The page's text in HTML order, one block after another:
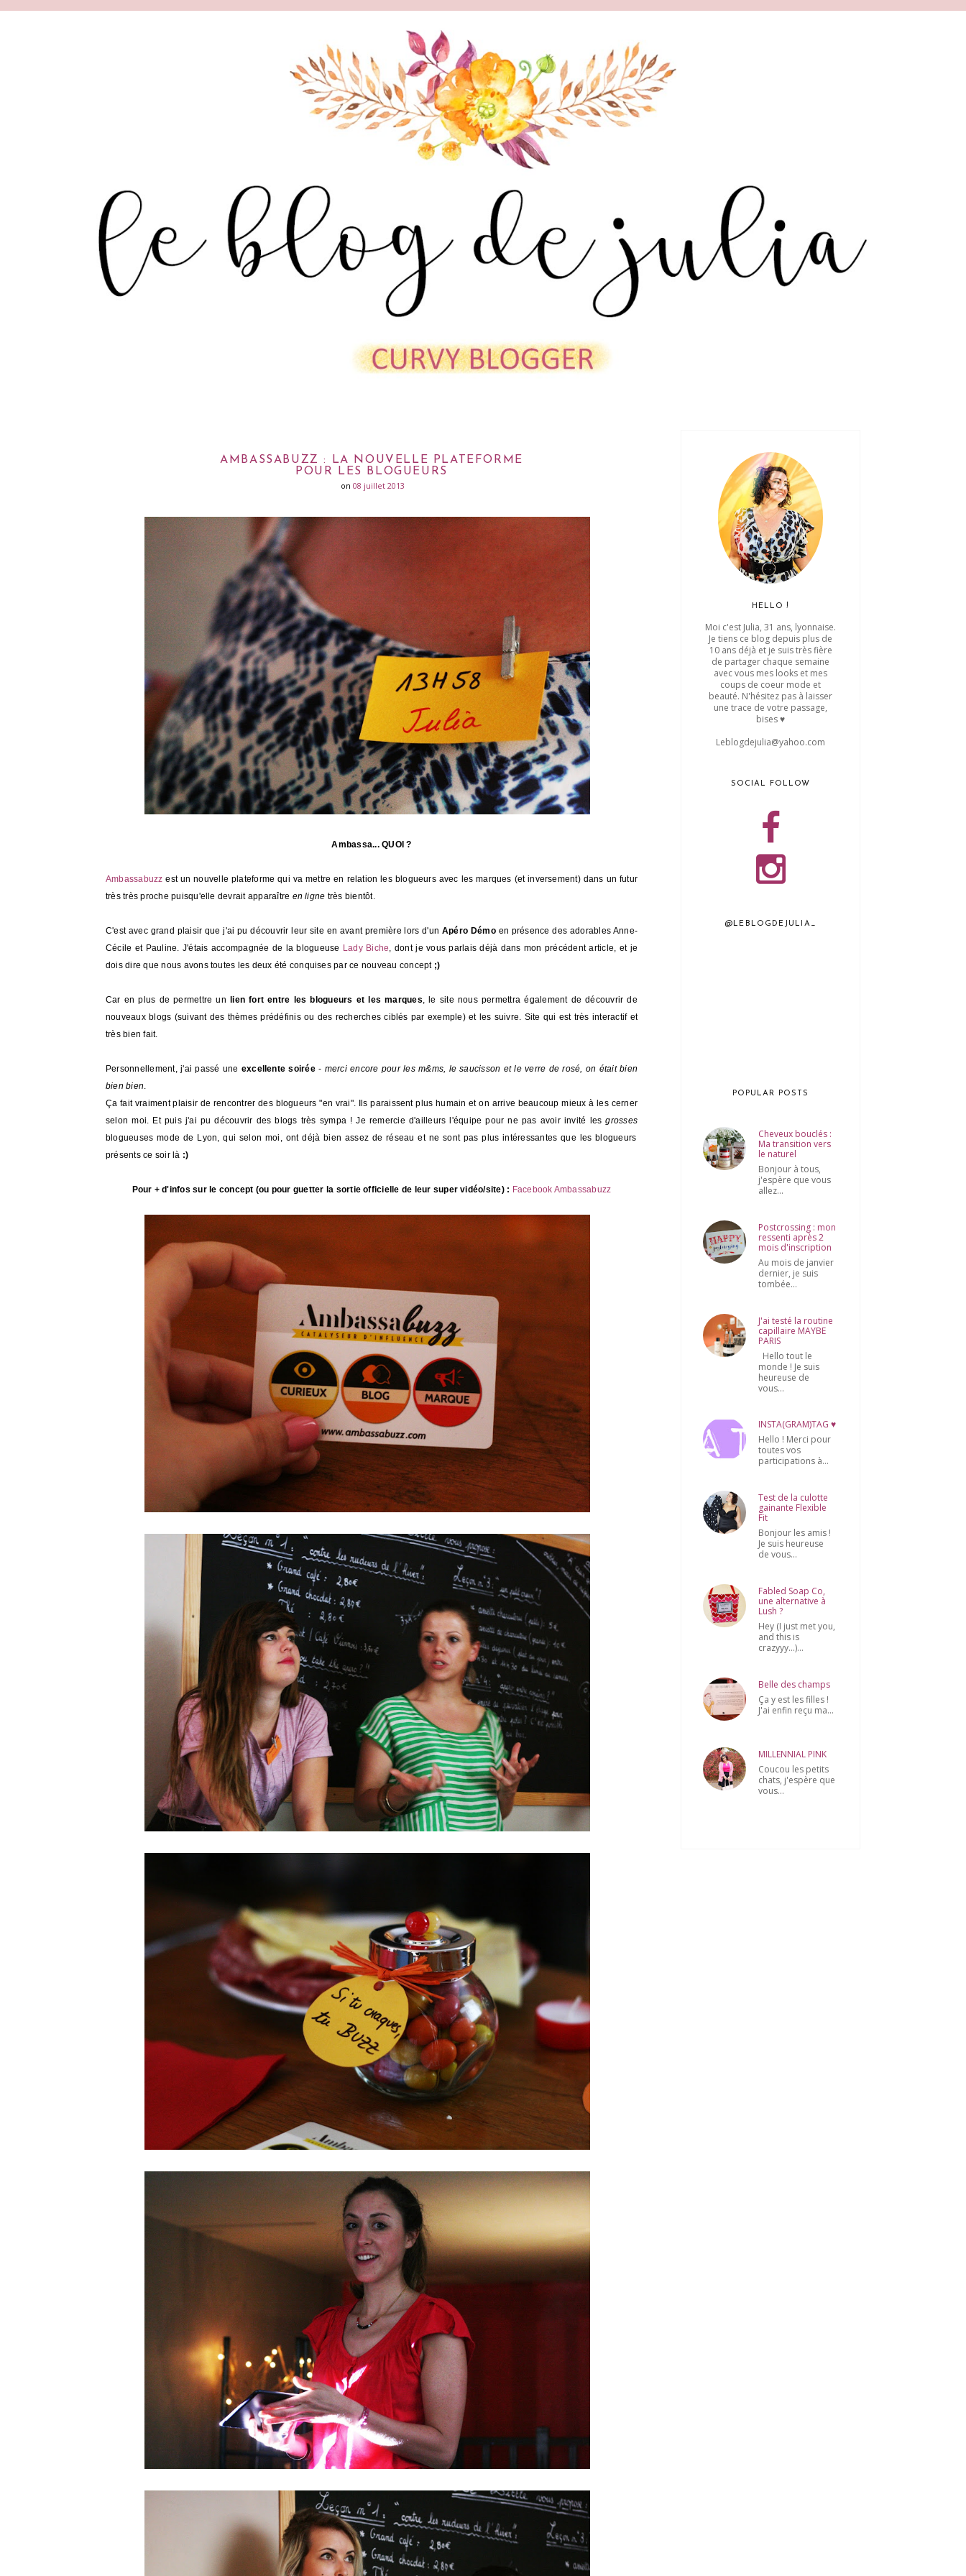
AMBASSABUZZ : LA NOUVELLE PLATEFORME
POUR LES BLOGUEURS
on 08 juillet 2013
Ambassa... QUOI ?
Ambassabuzz est un nouvelle plateforme qui va mettre en relation les blogueurs avec les marques (et inversement) dans un futur
très très proche puisqu'elle devrait apparaître en ligne très bientôt.
C'est avec grand plaisir que j'ai pu découvrir leur site en avant première lors d'un Apéro Démoen présence des adorables Anne-
Cécile et Pauline. J'étais accompagnée de la blogueuse Lady Biche, dont je vous parlais déjà dans mon précédent article, et je
dois dire que nous avons toutes les deux été conquises par ce nouveau concept ;)
Car en plus de permettre un lien fort entre les blogueurs et les marques, le site nous permettra également de découvrir de
nouveaux blogs (suivant des thèmes prédéfinis ou des recherches ciblés par exemple) et les suivre. Site qui est très interactif et
très bien fait.
Personnellement, j'ai passé une excellente soirée- merci encore pour les m&ms, le saucisson et le verre de rosé, on était bien
bien bien.
Ça fait vraiment plaisir de rencontrer des blogueurs "en vrai". Ils paraissent plus humain et on arrive beaucoup mieux à les cerner
selon moi. Et puis j'ai pu découvrir des blogs très sympa !Je remercie d'ailleurs l'équipe pour ne pas avoir invité lesgrosses
blogueuses mode de Lyon, qui selon moi, ont déjà bien assez de réseau et ne sont pas plus intéressantes que les blogueurs
présents ce soir là :)
Pour + d'infos sur le concept (ou pour guetter la sortie officielle de leur super vidéo/site) : Facebook Ambassabuzz
HELLO !
Moi c'est Julia, 31 ans, lyonnaise.
Je tiens ce blog depuis plus de
10 ans déjà et je suis très fière
de partager chaque semaine
avec vous mes looks et mes
coups de coeur mode et
beauté. N'hésitez pas à laisser
une trace de votre passage,
bises ♥
Leblogdejulia@yahoo.com
SOCIAL FOLLOW
@LEBLOGDEJULIA_
POPULAR POSTS
Cheveux bouclés :
Ma transition vers
le naturel
Bonjour à tous,
j'espère que vous
allez...
Postcrossing : mon
ressenti après 2
mois d'inscription
Au mois de janvier
dernier, je suis
tombée...
J'ai testé la routine
capillaire MAYBE
PARIS
Hello tout le
monde ! Je suis
heureuse de
vous...
INSTA(GRAM)TAG ♥
Hello ! Merci pour
toutes vos
participations à...
Test de la culotte
gainante Flexible
Fit
Bonjour les amis !
Je suis heureuse
de vous...
Fabled Soap Co,
une alternative à
Lush ?
Hey (I just met you,
and this is
crazyyy...)...
Belle des champs
Ça y est les filles !
J'ai enfin reçu ma...
MILLENNIAL PINK
Coucou les petits
chats, j'espère que
vous...